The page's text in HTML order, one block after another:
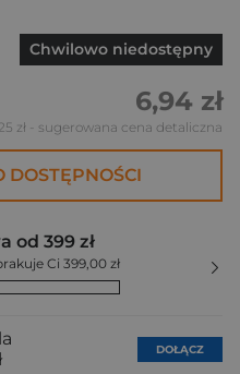
Chwilowo niedostępny
6,94 zł
zł - sugerowana cena detaliczna
od 399 zł
Ci 399,00 zł
DOŁĄCZ